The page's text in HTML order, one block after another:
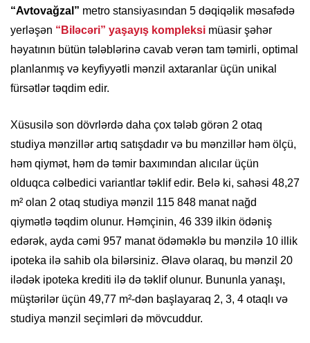
“Avtovağzal” metro stansiyasından 5 dəqiqəlik məsafədə
yerləşən “Biləcəri” yaşayış kompleksi müasir şəhər
həyatının bütün tələblərinə cavab verən tam təmirli, optimal
planlanmış və keyfiyyətli mənzil axtaranlar üçün unikal
fürsətlər təqdim edir.
Xüsusilə son dövrlərdə daha çox tələb görən 2 otaq
studiya mənzillər artıq satışdadır və bu mənzillər həm ölçü,
həm qiymət, həm də təmir baxımından alıcılar üçün
olduqca cəlbedici variantlar təklif edir. Belə ki, sahəsi 48,27
m² olan 2 otaq studiya mənzil 115 848 manat nağd
qiymətlə təqdim olunur. Həmçinin, 46 339 ilkin ödəniş
edərək, ayda cəmi 957 manat ödəməklə bu mənzilə 10 illik
ipoteka ilə sahib ola bilərsiniz. Əlavə olaraq, bu mənzil 20
ilədək ipoteka krediti ilə də təklif olunur. Bununla yanaşı,
müştərilər üçün 49,77 m²-dən başlayaraq 2, 3, 4 otaqlı və
studiya mənzil seçimləri də mövcuddur.